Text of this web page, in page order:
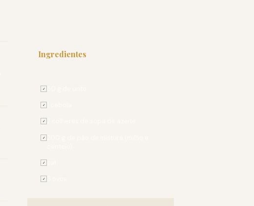
Ingredientes
✓
✓
✓
✓
✓
✓